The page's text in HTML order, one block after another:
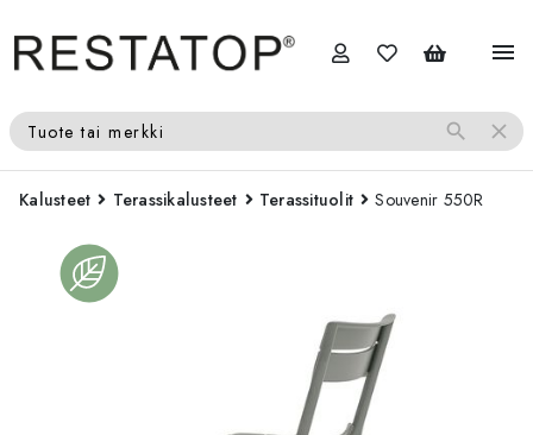
menu
Tuote tai merkki search close
Kalusteet Terassikalusteet Terassituolit Souvenir 550R